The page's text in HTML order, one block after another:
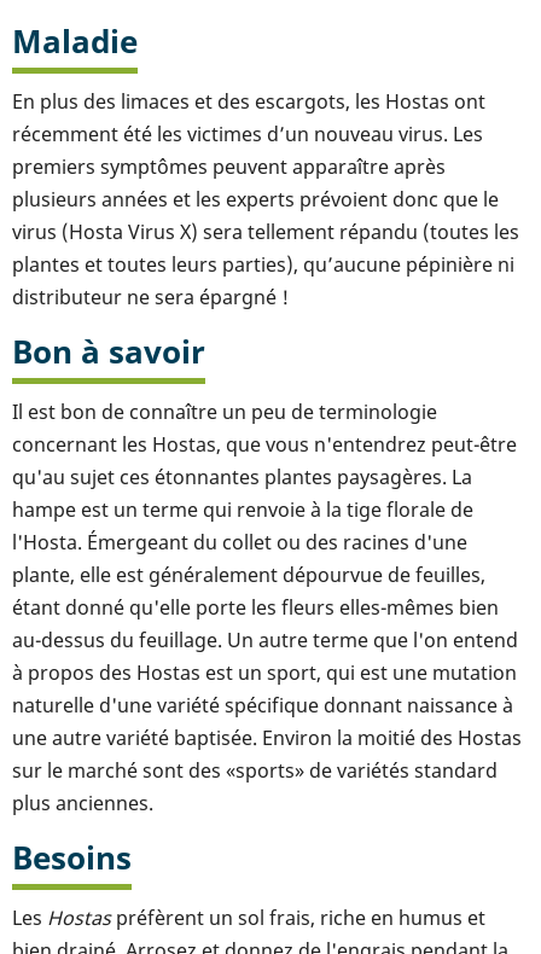
Maladie
En plus des limaces et des escargots, les Hostas ont
récemment été les victimes d’un nouveau virus. Les
premiers symptômes peuvent apparaître après
plusieurs années et les experts prévoient donc que le
virus (Hosta Virus X) sera tellement répandu (toutes les
plantes et toutes leurs parties), qu’aucune pépinière ni
distributeur ne sera épargné !
Bon à savoir
Il est bon de connaître un peu de terminologie
concernant les Hostas, que vous n'entendrez peut-être
qu'au sujet ces étonnantes plantes paysagères. La
hampe est un terme qui renvoie à la tige florale de
l'Hosta. Émergeant du collet ou des racines d'une
plante, elle est généralement dépourvue de feuilles,
étant donné qu'elle porte les fleurs elles-mêmes bien
au-dessus du feuillage. Un autre terme que l'on entend
à propos des Hostas est un sport, qui est une mutation
naturelle d'une variété spécifique donnant naissance à
une autre variété baptisée. Environ la moitié des Hostas
sur le marché sont des «sports» de variétés standard
plus anciennes.
Besoins
Les Hostaspréfèrent un sol frais, riche en humus et